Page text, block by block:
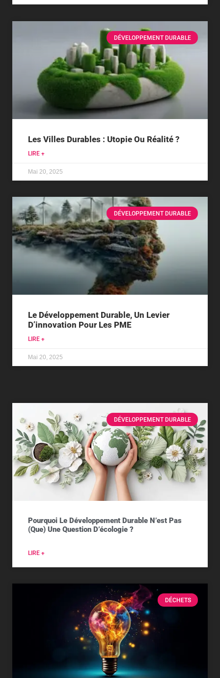
DÉVELOPPEMENT DURABLE
Les Villes Durables : Utopie Ou Réalité ?
LIRE +
Mai 20, 2025
DÉVELOPPEMENT DURABLE
Le Développement Durable, Un Levier
D’innovation Pour Les PME
LIRE +
Mai 20, 2025
DÉVELOPPEMENT DURABLE
Pourquoi Le Développement Durable N’est Pas
(que) Une Question D’écologie ?
LIRE +
DÉCHETS